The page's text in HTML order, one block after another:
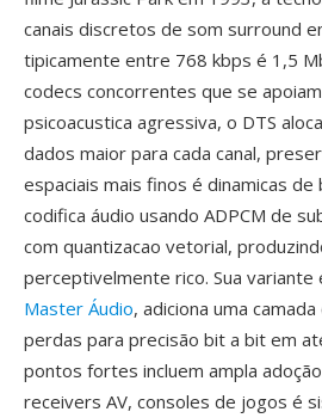
canais discretos de som surround
tipicamente entre 768 kbps é 1,5
codecs concorrentes que se
psicoacustica agressiva, o DTS
dados maior para cada canal,
espaciais mais finos é dinamicas
codifica áudio usando ADPCM de
com quantizacao vetorial,
perceptivelmente rico. Sua variante
Master Áudio, adiciona uma
perdas para precisão bit a bit em
pontos fortes incluem ampla
receivers AV, consoles de jogos é